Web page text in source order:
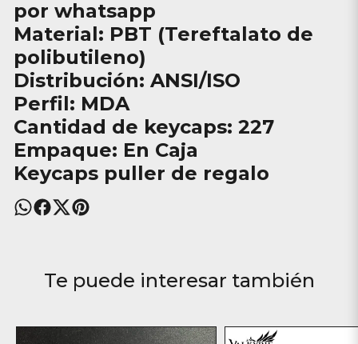
por whatsapp
Material: PBT (Tereftalato de
polibutileno)
Distribución: ANSI/ISO
Perfil: MDA
Cantidad de keycaps: 227
Empaque: En Caja
Keycaps puller de regalo
Te puede interesar también